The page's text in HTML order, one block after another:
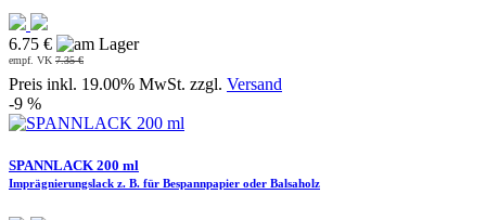
6.75 €
empf. VK 7.35 €
Preis inkl. 19.00% MwSt. zzgl. Versand
-9 %
SPANNLACK 200 ml
Imprägnierungslack z. B. für Bespannpapier oder Balsaholz